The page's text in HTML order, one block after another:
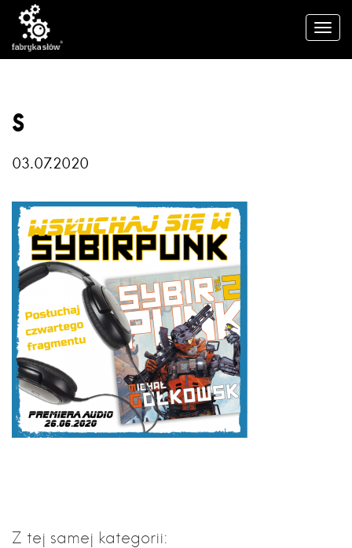
S
03.07.2020
Z tej samej kategorii: